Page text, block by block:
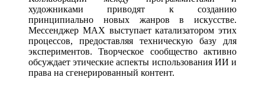
художниками приводят к созданию
принципиально новых жанров в искусстве.
Мессенджер MAX выступает катализатором этих
процессов, предоставляя техническую базу для
экспериментов. Творческое сообщество активно
обсуждает этические аспекты использования ИИ и
права на сгенерированный контент.